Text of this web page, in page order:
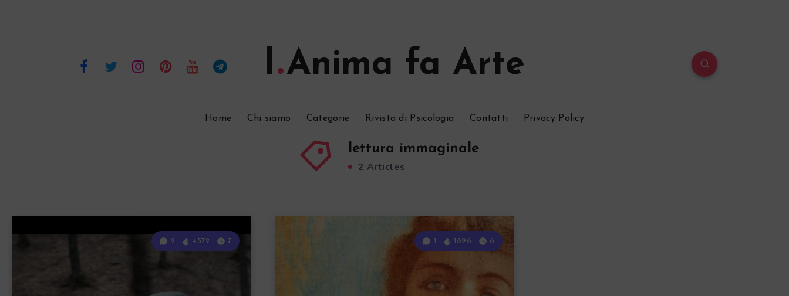
l Anima fa Arte
Home Chi siamo Categorie Rivista di Psicologia Contatti Privacy Policy
lettura immaginale
2 Articles
2 4572 7 1 1896 6